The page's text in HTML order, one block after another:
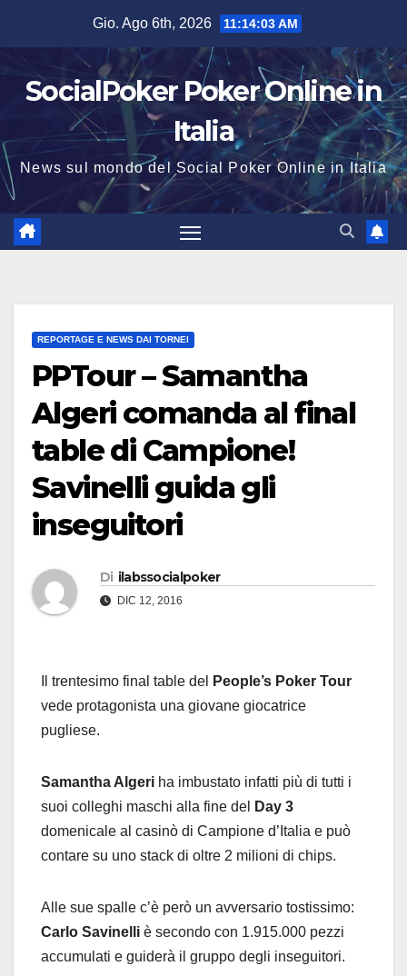
contenuto
Gio. Ago 6th, 2026 11:14:03 AM
SocialPoker Poker Online in
Italia
News sul mondo del Social Poker Online in Italia
REPORTAGE E NEWS DAI TORNEI
PPTour – Samantha
Algeri comanda al final
table di Campione!
Savinelli guida gli
inseguitori
Di ilabssocialpoker
DIC 12, 2016
Il trentesimo final table del
People’s Poker Tour
vede protagonista una giovane giocatrice
pugliese.
Samantha Algeri ha imbustato infatti più di tutti i
suoi colleghi maschi alla fine del
Day 3
domenicale al casinò di Campione d’Italia e può
contare su uno stack di oltre 2 milioni di chips.
Alle sue spalle c’è però un avversario tostissimo:
Carlo Savinelli è secondo con 1.915.000 pezzi
accumulati e guiderà il gruppo degli inseguitori.